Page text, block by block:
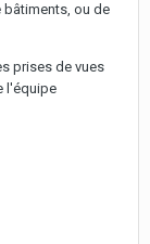
ou de
prises de vues
l'équipe